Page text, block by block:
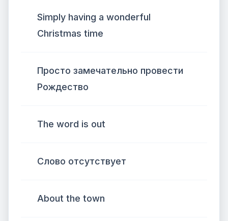
Simply having a wonderful
Christmas time
Просто замечательно провести
Рождество
The word is out
Слово отсутствует
About the town